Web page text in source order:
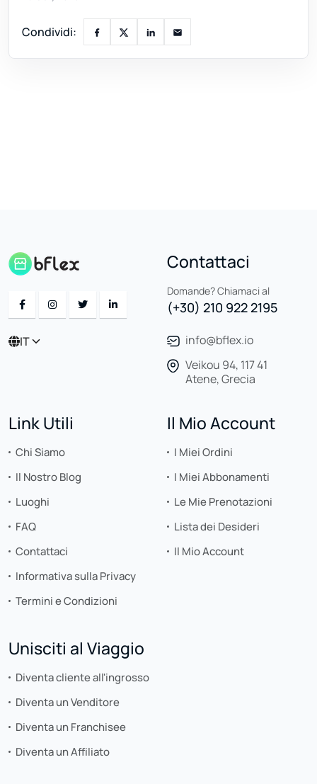
Condividi:
IT
Contattaci
Domande? Chiamaci al
(+30) 210 922 2195
info@bflex.io
Veikou 94, 117 41
Atene, Grecia
Link Utili
Chi Siamo
Il Nostro Blog
Luoghi
FAQ
Contattaci
Informativa sulla Privacy
Termini e Condizioni
Il Mio Account
I Miei Ordini
I Miei Abbonamenti
Le Mie Prenotazioni
Lista dei Desideri
Il Mio Account
Unisciti al Viaggio
Diventa cliente all'ingrosso
Diventa un Venditore
Diventa un Franchisee
Diventa un Affiliato